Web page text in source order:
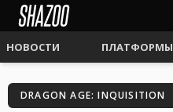
НОВОСТИ ПЛАТФОРМЫ
DRAGON AGE: INQUISITION